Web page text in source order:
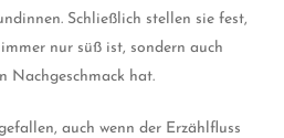
Schließlich stellen sie fest,
nur süß ist, sondern auch
Nachgeschmack hat.
auch wenn der Erzählfluss